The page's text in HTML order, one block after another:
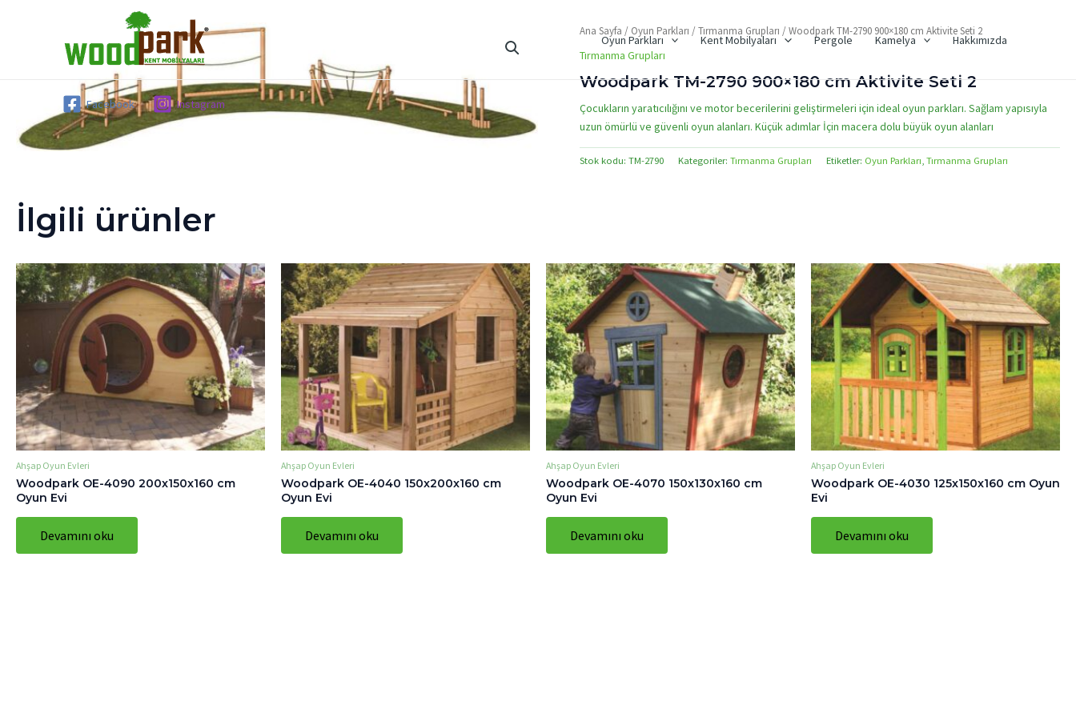
Oyun Parkları
Kent Mobilyaları Pergole Kamelya Hakkımızda
Facebook Instagram
Ana Sayfa / Oyun Parkları /Tırmanma Grupları / Woodpark TM-2790 900×180 cm Aktivite Seti 2
Tırmanma Grupları
Woodpark TM-2790 900×180 cm Aktivite Seti 2
Çocukların yaratıcılığını ve motor becerilerini geliştirmeleri için ideal oyun parkları. Sağlam yapısıyla
uzun ömürlü ve güvenli oyun alanları. Küçük adımlar İçin macera dolu büyük oyun alanları
Stok kodu:TM-2790 Kategoriler:Tırmanma Grupları Etiketler: Oyun Parkları,Tırmanma Grupları
İlgili ürünler
Ahşap Oyun Evleri
Woodpark OE-4090 200x150x160 cm
Oyun Evi
Devamını oku
Ahşap Oyun Evleri
Woodpark OE-4040 150x200x160 cm
Oyun Evi
Devamını oku
Ahşap Oyun Evleri
Woodpark OE-4070 150x130x160 cm
Oyun Evi
Devamını oku
Ahşap Oyun Evleri
Woodpark OE-4030 125x150x160 cm Oyun
Evi
Devamını oku